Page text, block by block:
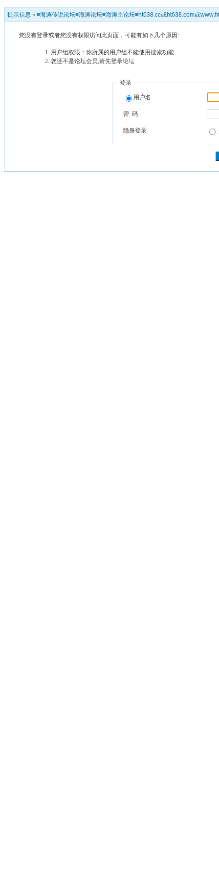
提示信息 » ≡海涛传说论坛≡海涛论坛≡海涛主论坛≡ht638.cc或ht638.com或
您没有登录或者您没有权限访问此页面，可能有如下几个原因:
用户组权限：你所属的用户组不能使用搜索功能
您还不是论坛会员,请先登录论坛
登录
用户名
密 码
隐身登录